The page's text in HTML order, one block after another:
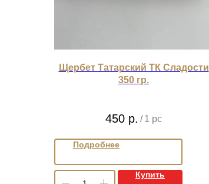
Щербет Татарский ТК Сладости
350 гр.
450 р. / 1 pc
Подробнее
Купить